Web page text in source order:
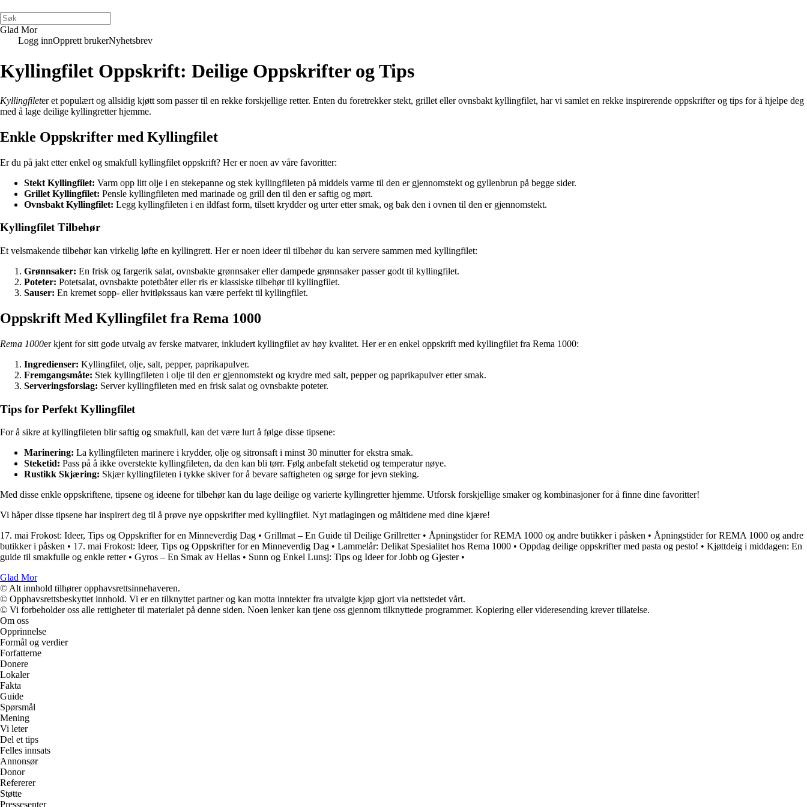
Glad Mor
Logg innOpprett brukerNyhetsbrev
Kyllingfilet Oppskrift: Deilige Oppskrifter og Tips
Kyllingfileter et populært og allsidig kjøtt som passer til en rekke forskjellige retter. Enten du foretrekker stekt, grillet eller ovnsbakt kyllingfilet, har vi samlet en rekke inspirerende oppskrifter og tips for å hjelpe deg
med å lage deilige kyllingretter hjemme.
Enkle Oppskrifter med Kyllingfilet
Er du på jakt etter enkel og smakfull kyllingfilet oppskrift? Her er noen av våre favoritter:
Stekt Kyllingfilet: Varm opp litt olje i en stekepanne og stek kyllingfileten på middels varme til den er gjennomstekt og gyllenbrun på begge sider.
Grillet Kyllingfilet: Pensle kyllingfileten med marinade og grill den til den er saftig og mørt.
Ovnsbakt Kyllingfilet: Legg kyllingfileten i en ildfast form, tilsett krydder og urter etter smak, og bak den i ovnen til den er gjennomstekt.
Kyllingfilet Tilbehør
Et velsmakende tilbehør kan virkelig løfte en kyllingrett. Her er noen ideer til tilbehør du kan servere sammen med kyllingfilet:
Grønnsaker: En frisk og fargerik salat, ovnsbakte grønnsaker eller dampede grønnsaker passer godt til kyllingfilet.
Poteter: Potetsalat, ovnsbakte potetbåter eller ris er klassiske tilbehør til kyllingfilet.
Sauser: En kremet sopp- eller hvitløkssaus kan være perfekt til kyllingfilet.
Oppskrift Med Kyllingfilet fra Rema 1000
Rema 1000er kjent for sitt gode utvalg av ferske matvarer, inkludert kyllingfilet av høy kvalitet. Her er en enkel oppskrift med kyllingfilet fra Rema 1000:
Ingredienser: Kyllingfilet, olje, salt, pepper, paprikapulver.
Fremgangsmåte: Stek kyllingfileten i olje til den er gjennomstekt og krydre med salt, pepper og paprikapulver etter smak.
Serveringsforslag: Server kyllingfileten med en frisk salat og ovnsbakte poteter.
Tips for Perfekt Kyllingfilet
For å sikre at kyllingfileten blir saftig og smakfull, kan det være lurt å følge disse tipsene:
Marinering: La kyllingfileten marinere i krydder, olje og sitronsaft i minst 30 minutter for ekstra smak.
Steketid: Pass på å ikke overstekte kyllingfileten, da den kan bli tørr. Følg anbefalt steketid og temperatur nøye.
Rustikk Skjæring: Skjær kyllingfileten i tykke skiver for å bevare saftigheten og sørge for jevn steking.
Med disse enkle oppskriftene, tipsene og ideene for tilbehør kan du lage deilige og varierte kyllingretter hjemme. Utforsk forskjellige smaker og kombinasjoner for å finne dine favoritter!
Vi håper disse tipsene har inspirert deg til å prøve nye oppskrifter med kyllingfilet. Nyt matlagingen og måltidene med dine kjære!
17. mai Frokost: Ideer, Tips og Oppskrifter for en Minneverdig Dag • Grillmat – En Guide til Deilige Grillretter• Åpningstider for REMA 1000 og andre butikker i påsken • Åpningstider for REMA 1000 og andre
butikker i påsken • 17. mai Frokost: Ideer, Tips og Oppskrifter for en Minneverdig Dag • Lammelår: Delikat Spesialitet hos Rema 1000 • Oppdag deilige oppskrifter med pasta og pesto! • Kjøttdeig i middagen: En
guide til smakfulle og enkle retter• Gyros – En Smak av Hellas • Sunn og Enkel Lunsj: Tips og Ideer for Jobb og Gjester•
Glad Mor
© Alt innhold tilhører opphavsrettsinnehaveren.
© Opphavsrettsbeskyttet innhold. Vi er en tilknyttet partner og kan motta inntekter fra utvalgte kjøp gjort via nettstedet vårt.
© Vi forbeholder oss alle rettigheter til materialet på denne siden. Noen lenker kan tjene oss gjennom tilknyttede programmer. Kopiering eller videresending krever tillatelse.
Om oss
Opprinnelse
Formål og verdier
Forfatterne
Donere
Lokaler
Fakta
Guide
Spørsmål
Mening
Vi leter
Del et tips
Felles innsats
Annonsør
Donor
Refererer
Støtte
Pressesenter